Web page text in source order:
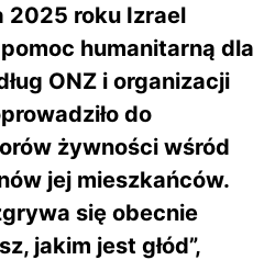
2025 roku Izrael
pomoc humanitarną dla
ONZ i organizacji
do
żywności wśród
jej mieszkańców.
się obecnie
jakim jest głód”,